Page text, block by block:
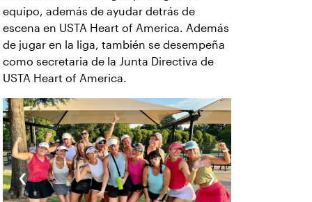
equipo, además de ayudar detrás de
escena en USTA Heart of America. Además
de jugar en la liga, también se desempeña
como secretaria de la Junta Directiva de
USTA Heart of America.
‹ ›